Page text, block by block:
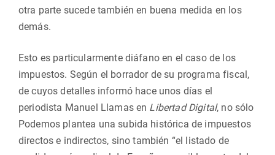
otra parte sucede también en buena medida en los
demás.
Esto es particularmente diáfano en el caso de los
impuestos. Según el borrador de su programa fiscal,
de cuyos detalles informó hace unos días el
periodista Manuel Llamas en Libertad Digital, no sólo
Podemos plantea una subida histórica de impuestos
directos e indirectos, sino también “el listado de